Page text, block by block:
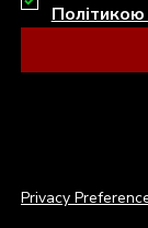
Політикою
Privacy